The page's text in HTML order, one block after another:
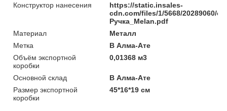
Конструктор нанесения
https://static.insales-
cdn.com/files/1/5668/20289060/
Ручка_Melan.pdf
Материал
Металл
Метка
В Алма-Ате
Объём экспортной
коробки
0,01368 м3
Основной склад
В Алма-Ате
Размер экспортной
коробки
45*16*19 см